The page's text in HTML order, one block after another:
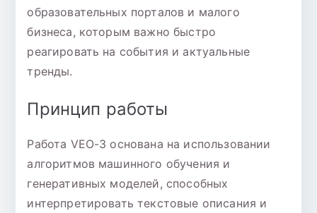
образовательных порталов и малого
бизнеса, которым важно быстро
реагировать на события и актуальные
тренды.
Принцип работы
Работа VEO-3 основана на использовании
алгоритмов машинного обучения и
генеративных моделей, способных
интерпретировать текстовые описания и